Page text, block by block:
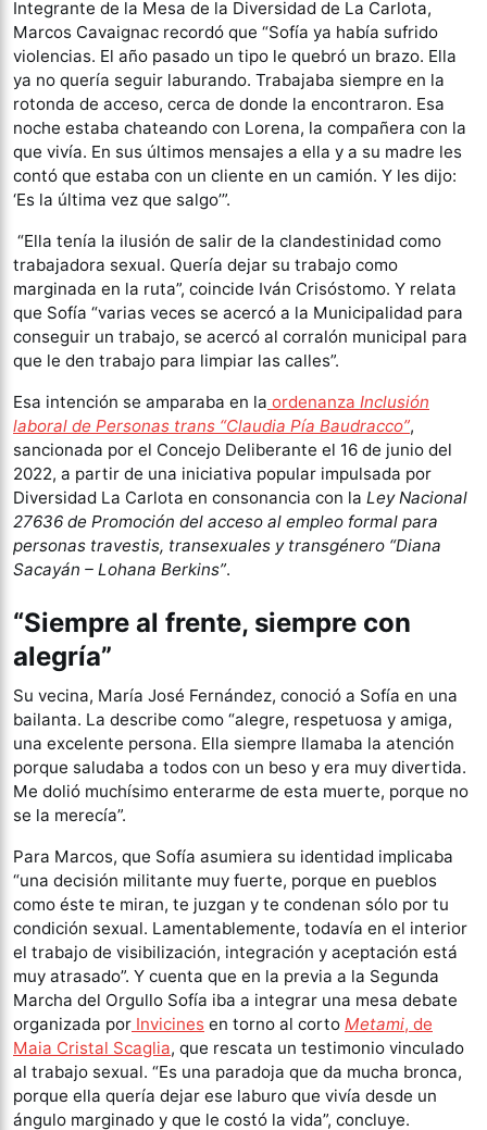
Integrante de la Mesa de la Diversidad de La Carlota,
Marcos Cavaignac recordó que “Sofía ya había sufrido
violencias. El año pasado un tipo le quebró un brazo. Ella
ya no quería seguir laburando. Trabajaba siempre en la
rotonda de acceso, cerca de donde la encontraron. Esa
noche estaba chateando con Lorena, la compañera con la
que vivía. En sus últimos mensajes a ella y a su madre les
contó que estaba con un cliente en un camión. Y les dijo:
‘Es la última vez que salgo’”.
“Ella tenía la ilusión de salir de la clandestinidad como
trabajadora sexual. Quería dejar su trabajo como
marginada en la ruta”, coincide Iván Crisóstomo. Y relata
que Sofía “varias veces se acercó a la Municipalidad para
conseguir un trabajo, se acercó al corralón municipal para
que le den trabajo para limpiar las calles”.
Esa intención se amparaba en la ordenanza Inclusión
laboral de Personas trans “Claudia Pía Baudracco”,
sancionada por el Concejo Deliberante el 16 de junio del
2022, a partir de una iniciativa popular impulsada por
Diversidad La Carlota en consonancia con la Ley Nacional
27636 de Promoción del acceso al empleo formal para
personas travestis, transexuales y transgénero “Diana
Sacayán – Lohana Berkins”.
“Siempre al frente, siempre con
alegría”
Su vecina, María José Fernández, conoció a Sofía en una
bailanta. La describe como “alegre, respetuosa y amiga,
una excelente persona. Ella siempre llamaba la atención
porque saludaba a todos con un beso y era muy divertida.
Me dolió muchísimo enterarme de esta muerte, porque no
se la merecía”.
Para Marcos, que Sofía asumiera su identidad implicaba
“una decisión militante muy fuerte, porque en pueblos
como éste te miran, te juzgan y te condenan sólo por tu
condición sexual. Lamentablemente, todavía en el interior
el trabajo de visibilización, integración y aceptación está
muy atrasado”. Y cuenta que en la previa a la Segunda
Marcha del Orgullo Sofía iba a integrar una mesa debate
organizada por Invicines en torno al corto Metami, de
Maia Cristal Scaglia, que rescata un testimonio vinculado
al trabajo sexual. “Es una paradoja que da mucha bronca,
porque ella quería dejar ese laburo que vivía desde un
ángulo marginado y que le costó la vida”, concluye.